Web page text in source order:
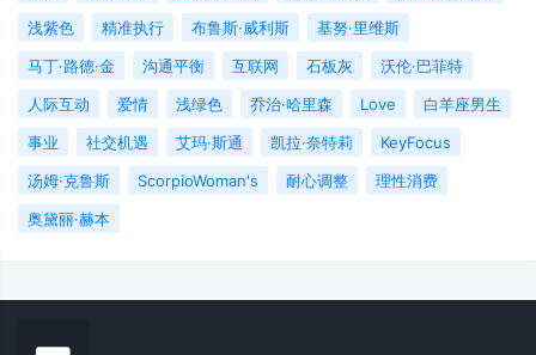
浅紫色
精准执行 布鲁斯·威利斯
基努·里维斯
马丁·路德·金
沟通平衡 互联网 石板灰
沃伦·巴菲特
人际互动
爱情 浅绿色 乔治·哈里森 Love
白羊座男生
事业
社交机遇 艾玛·斯通 凯拉·奈特莉
KeyFocus
汤姆·克鲁斯
ScorpioWoman's 耐心调整
理性消费
奥黛丽·赫本